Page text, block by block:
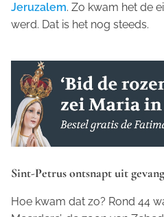
Jeruzalem. Zo kwam het de
werd. Dat is het nog steeds.
Sint-Petrus ontsnapt uit
Hoe kwam dat zo? Rond 44